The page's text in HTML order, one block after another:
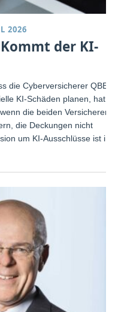
2026
der KI-
die Cyberversicherer QBE
KI-Schäden planen, hat
die beiden Versicherer
die Deckungen nicht
um KI-Ausschlüsse ist in